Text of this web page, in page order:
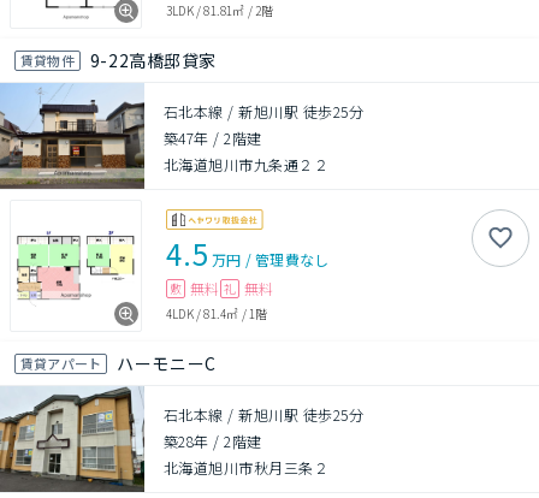
3LDK/81.81㎡ /2階
賃貸物件 9-22高橋邸貸家
石北本線 / 新旭川駅 徒歩25分
築47年 /2階建
北海道旭川市九条通２２
4.5 万円 /管理費なし
敷 無料 礼 無料
4LDK/81.4㎡ /1階
賃貸アパート ハーモニーC
石北本線 / 新旭川駅 徒歩25分
築28年 /2階建
北海道旭川市秋月三条２